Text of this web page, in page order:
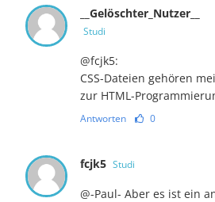
__Gelöschter_Nutzer__
Studi
@fcjk5:
CSS-Dateien gehören
zur HTML-
Antworten 0
fcjk5 Studi
@-Paul- Aber es ist ein